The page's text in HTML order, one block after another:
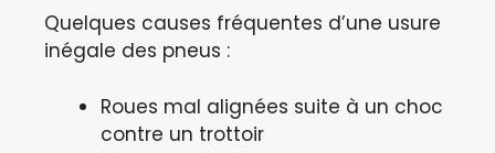
Quelques causes fréquentes d’une usure
inégale des pneus :
Roues mal alignées suite à un choc
contre un trottoir